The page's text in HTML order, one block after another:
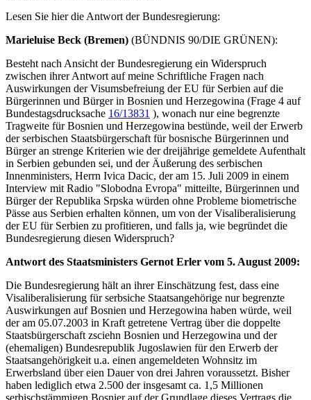
Lesen Sie hier die Antwort der Bundesregierung:
Marieluise Beck (Bremen) (BÜNDNIS 90/DIE GRÜNEN):
Besteht nach Ansicht der Bundesregierung ein Widerspruch
zwischen ihrer Antwort auf meine Schriftliche Fragen nach
Auswirkungen der Visumsbefreiung der EU für Serbien auf die
Bürgerinnen und Bürger in Bosnien und Herzegowina (Frage 4 auf
Bundestagsdrucksache 16/13831 ), wonach nur eine begrenzte
Tragweite für Bosnien und Herzegowina bestünde, weil der Erwerb
der serbischen Staatsbürgerschaft für bosnische Bürgerinnen und
Bürger an strenge Kriterien wie der dreijährige gemeldete Aufenthalt
in Serbien gebunden sei, und der Äußerung des serbischen
Innenministers, Herrn Ivica Dacic, der am 15. Juli 2009 in einem
Interview mit Radio "Slobodna Evropa" mitteilte, Bürgerinnen und
Bürger der Republika Srpska würden ohne Probleme biometrische
Pässe aus Serbien erhalten können, um von der Visaliberalisierung
der EU für Serbien zu profitieren, und falls ja, wie begründet die
Bundesregierung diesen Widerspruch?
Antwort des Staatsministers Gernot Erler vom 5. August 2009:
Die Bundesregierung hält an ihrer Einschätzung fest, dass eine
Visaliberalisierung für serbsiche Staatsangehörige nur begrenzte
Auswirkungen auf Bosnien und Herzegowina haben würde, weil
der am 05.07.2003 in Kraft getretene Vertrag über die doppelte
Staatsbürgerschaft zsciehn Bosnien und Herzegowina und der
(ehemaligen) Bundesrepublik Jugoslawien für den Erwerb der
Staatsangehörigkeit u.a. einen angemeldeten Wohnsitz im
Erwerbsland über eien Dauer von drei Jahren voraussetzt. Bisher
haben lediglich etwa 2.500 der insgesamt ca. 1,5 Millionen
serbischstämmigen Bosnier auf der Grundlage dieses Vertrags die